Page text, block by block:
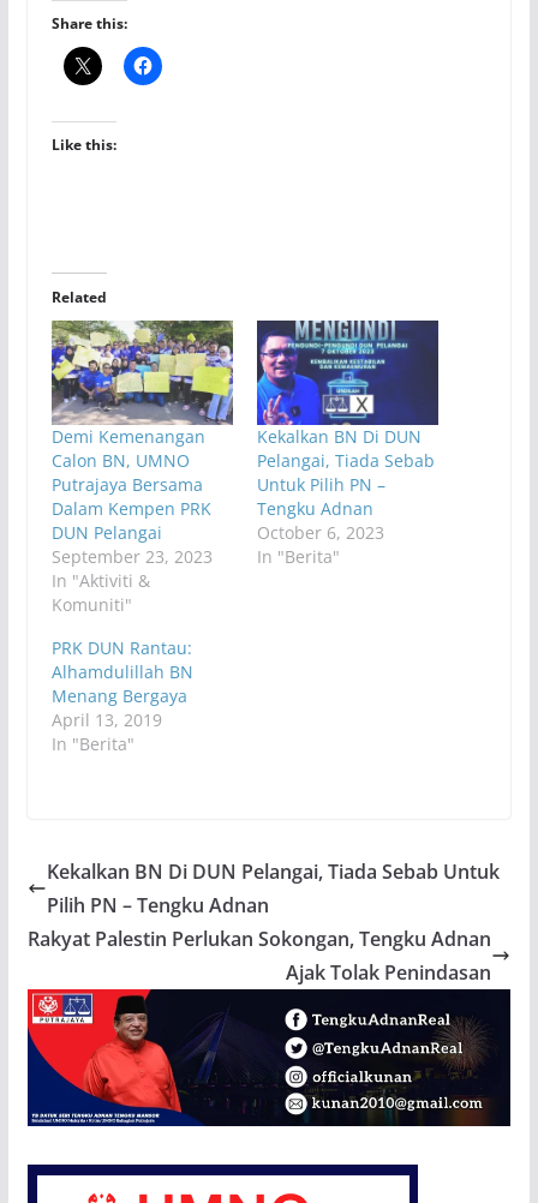
Share this:
Like this:
Related
Demi Kemenangan
Calon BN, UMNO
Putrajaya Bersama
Dalam Kempen PRK
DUN Pelangai
September 23, 2023
In "Aktiviti &
Komuniti"
Kekalkan BN Di DUN
Pelangai, Tiada Sebab
Untuk Pilih PN –
Tengku Adnan
October 6, 2023
In "Berita"
PRK DUN Rantau:
Alhamdulillah BN
Menang Bergaya
April 13, 2019
In "Berita"
Kekalkan BN Di DUN Pelangai, Tiada Sebab Untuk
Pilih PN – Tengku Adnan
Rakyat Palestin Perlukan Sokongan, Tengku Adnan
Ajak Tolak Penindasan